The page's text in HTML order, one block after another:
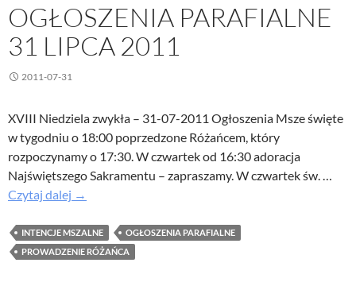
OGŁOSZENIA PARAFIALNE
31 LIPCA 2011
2011-07-31
XVIII Niedziela zwykła – 31-07-2011 Ogłoszenia Msze święte
w tygodniu o 18:00 poprzedzone Różańcem, który
rozpoczynamy o 17:30. W czwartek od 16:30 adoracja
Najświętszego Sakramentu – zapraszamy. W czwartek św. …
Czytaj dalej Ogłoszenia
31
lipca
→
INTENCJE MSZALNE
OGŁOSZENIA PARAFIALNE
PROWADZENIE RÓŻAŃCA